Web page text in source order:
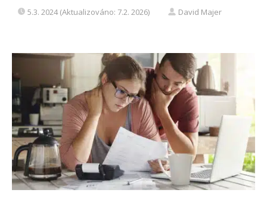
5.3. 2024 (Aktualizováno: 7.2. 2026) David Majer